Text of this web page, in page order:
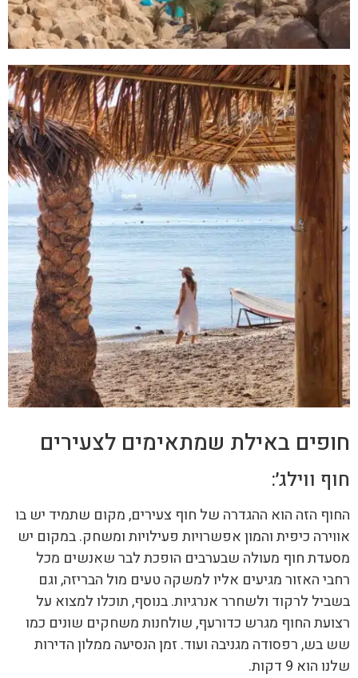
חופים באילת שמתאימים לצעירים
חוף ווילג׳:
החוף הזה הוא ההגדרה של חוף צעירים, מקום שתמיד יש בו
אווירה כיפית והמון אפשרויות פעילויות ומשחק. במקום יש
מסעדת חוף מעולה שבערבים הופכת לבר שאנשים מכל
רחבי האזור מגיעים אליו למשקה טעים מול הבריזה, וגם
בשביל לרקוד ולשחרר אנרגיות. בנוסף, תוכלו למצוא על
רצועת החוף מגרש כדורעף, שולחנות משחקים שונים כמו
שש בש, רפסודה מגניבה ועוד. זמן הנסיעה ממלון הדירות
שלנו הוא 9 דקות.